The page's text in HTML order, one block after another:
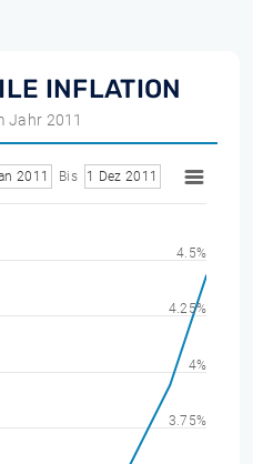
INFLATION
Jahr 2011
2011 Bis 1 Dez 2011
3.75%
4%
4.25%
4.5%